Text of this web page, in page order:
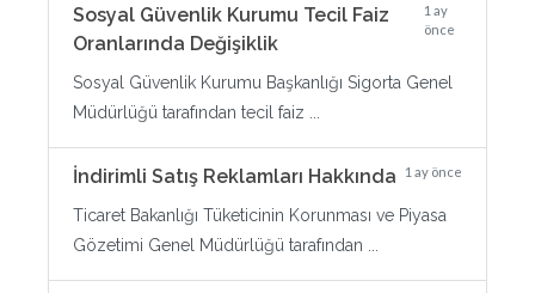
Sosyal Güvenlik Kurumu Tecil Faiz
Oranlarında Değişiklik
1 ay
önce
Sosyal Güvenlik Kurumu Başkanlığı Sigorta Genel
Müdürlüğü tarafından tecil faiz ...
İndirimli Satış Reklamları Hakkında 1 ay önce
Ticaret Bakanlığı Tüketicinin Korunması ve Piyasa
Gözetimi Genel Müdürlüğü tarafından ...